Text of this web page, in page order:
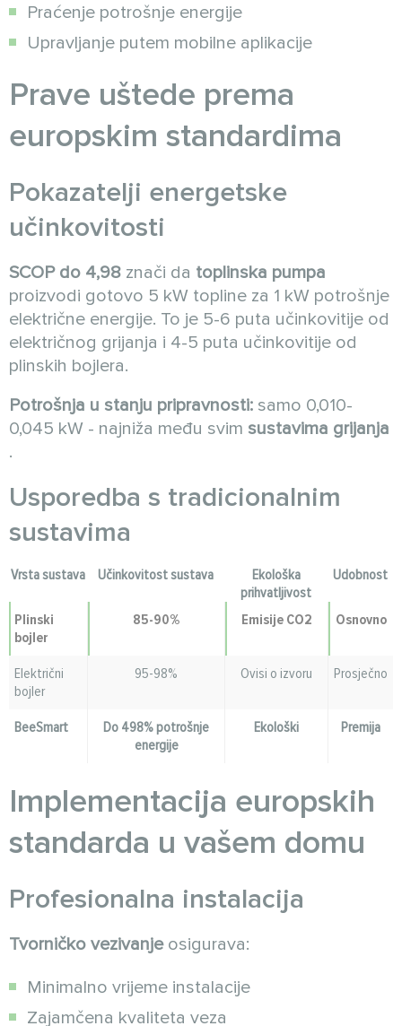
Praćenje potrošnje energije
Upravljanje putem mobilne aplikacije
Prave uštede prema
europskim standardima
Pokazatelji energetske
učinkovitosti
SCOP do 4,98 znači da toplinska pumpa
proizvodi gotovo 5 kW topline za 1 kW potrošnje
električne energije. To je 5-6 puta učinkovitije od
električnog grijanja i 4-5 puta učinkovitije od
plinskih bojlera.
Potrošnja u stanju pripravnosti: samo 0,010-
0,045 kW - najniža među svim sustavima grijanja
.
Usporedba s tradicionalnim
sustavima
Vrsta sustava Učinkovitost sustava
Ekološka
prihvatljivost
Udobnost
Plinski
bojler
85-90% Emisije CO2 Osnovno
Električni
bojler
95-98% Ovisi o izvoru Prosječno
BeeSmart
Do 498% potrošnje
energije
Ekološki Premija
Implementacija europskih
standarda u vašem domu
Profesionalna instalacija
Tvorničko vezivanjeosigurava:
Minimalno vrijeme instalacije
Zajamčena kvaliteta veza